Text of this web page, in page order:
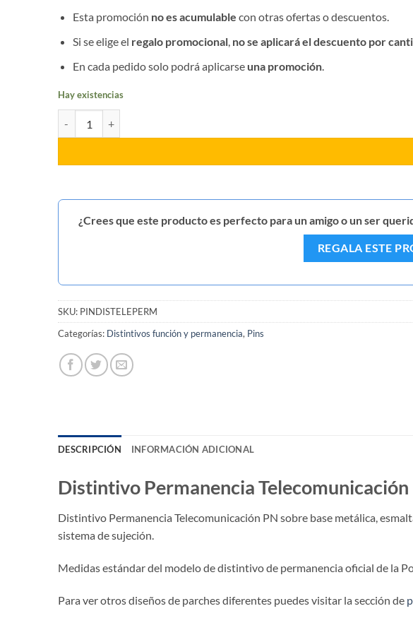
Esta promoción no es acumulable con otras ofertas o descuentos.
Si se elige el regalo promocional, no se aplicará el descuento por
En cada pedido solo podrá aplicarse una promoción.
Hay existencias
¿Crees que este producto es perfecto para un amigo o un ser
REGALA ESTE
SKU: PINDISTELEPERM
Categorías: Distintivos función y permanencia, Pins
DESCRIPCIÓN INFORMACIÓN ADICIONAL
Distintivo Permanencia Telecomunicación
Distintivo Permanencia Telecomunicación PN sobre base metálica,
sistema de sujeción.
Medidas estándar del modelo de distintivo de permanencia oficial de la
Para ver otros diseños de parches diferentes puedes visitar la sección de